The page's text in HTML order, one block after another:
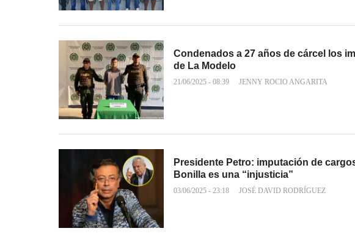
Condenados a 27 años de cárcel los
de La Modelo
21/06/2025 - 08:39 JENNY ROCIO ANGARITA
Presidente Petro: imputación de
Bonilla es una “injusticia”
03/06/2025 - 23:18 JOSÉ DAVID RODRÍGUEZ